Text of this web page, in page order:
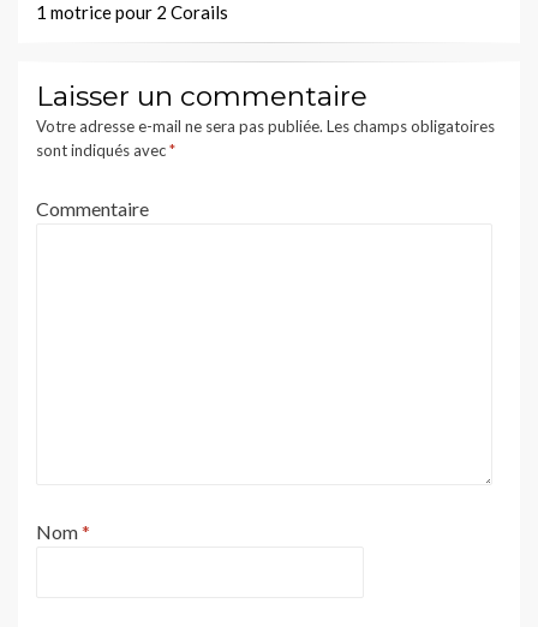
1 motrice pour 2 Corails
Laisser un commentaire
Votre adresse e-mail ne sera pas publiée. Les champs obligatoires
sont indiqués avec*
Commentaire
Nom*